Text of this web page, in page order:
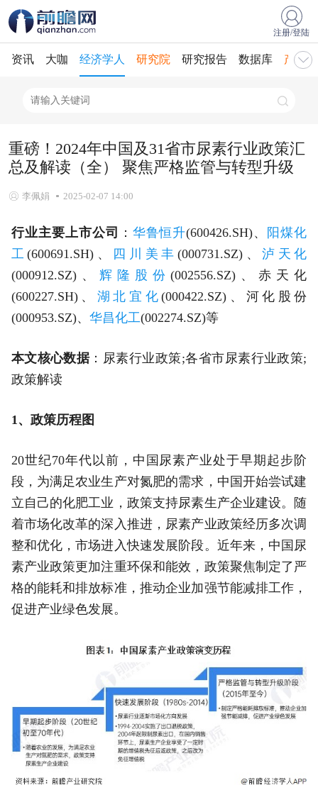
注册/登陆
资讯 大咖 经济学人 研究院 研究报告 数据库 产业
重磅！2024年中国及31省市尿素行业政策汇
总及解读（全） 聚焦严格监管与转型升级
李佩娟 2025-02-07 14:00
行业主要上市公司 ： 华鲁恒升(600426.SH)、 阳煤化
工(600691.SH)、 四川美丰 (000731.SZ)、泸天化
(000912.SZ)、 辉隆股份(002556.SZ)、赤天化
(600227.SH)、 湖北宜化(000422.SZ)、河化股份
(000953.SZ)、 华昌化工(002274.SZ)等
本文核心数据：尿素行业政策;各省市尿素行业政策;
政策解读
1、政策历程图
20世纪70年代以前，中国尿素产业处于早期起步阶
段，为满足农业生产对氮肥的需求，中国开始尝试建
立自己的化肥工业，政策支持尿素生产企业建设。随
着市场化改革的深入推进，尿素产业政策经历多次调
整和优化，市场进入快速发展阶段。近年来，中国尿
素产业政策更加注重环保和能效，政策聚焦制定了严
格的能耗和排放标准，推动企业加强节能减排工作，
促进产业绿色发展。